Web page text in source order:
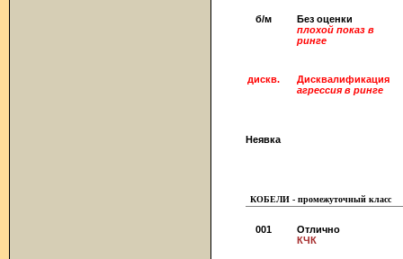
б/м
Без оценки
плохой показ в
ринге
дискв.
Дисквалификация
агрессия в ринге
Неявка
КОБЕЛИ - промежуточный класс
001
Отлично
КЧК